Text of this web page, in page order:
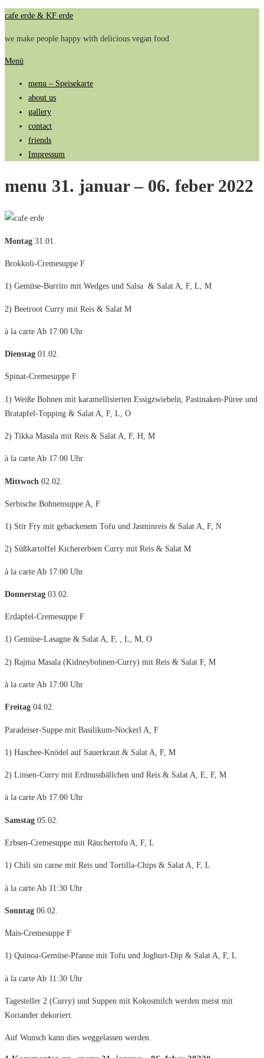
Zum
springen
cafe erde & KF erde
we make people happy with delicious vegan food
Menü
menu – Speisekarte
about us
gallery
contact
friends
Impressum
menu 31. januar – 06. feber 2022
Montag 31.01.
Brokkoli-Cremesuppe F
1) Gemüse-Burrito mit Wedges und Salsa & Salat A, F, L, M
2) Beetroot Curry mit Reis & Salat M
à la carte Ab 17:00 Uhr
Dienstag 01.02.
Spinat-Cremesuppe F
1) Weiße Bohnen mit karamellisierten Essigzwiebeln, Pastinaken-Püree und
Bratapfel-Topping & Salat A, F, L, O
2) Tikka Masala mit Reis & Salat A, F, H, M
à la carte Ab 17:00 Uhr
Mittwoch 02.02.
Serbische Bohnensuppe A, F
1) Stir Fry mit gebackenem Tofu und Jasminreis & Salat A, F, N
2) Süßkartoffel Kichererbsen Curry mit Reis & Salat M
à la carte Ab 17:00 Uhr
Donnerstag 03.02.
Erdapfel-Cremesuppe F
1) Gemüse-Lasagne & Salat A, F, , L, M, O
2) Rajma Masala (Kidneybohnen-Curry) mit Reis & Salat F, M
à la carte Ab 17:00 Uhr
Freitag 04.02.
Paradeiser-Suppe mit Basilikum-Nockerl A, F
1) Haschee-Knödel auf Sauerkraut & Salat A, F, M
2) Linsen-Curry mit Erdnussbällchen und Reis & Salat A, E, F, M
à la carte Ab 17:00 Uhr
Samstag 05.02.
Erbsen-Cremesuppe mit Räuchertofu A, F, L
1) Chili sin carne mit Reis und Tortilla-Chips & Salat A, F, L
à la carte Ab 11:30 Uhr
Sonntag 06.02.
Mais-Cremesuppe F
1) Quinoa-Gemüse-Pfanne mit Tofu und Joghurt-Dip & Salat A, F, L
à la carte Ab 11:30 Uhr
Tagesteller 2 (Curry) und Suppen mit Kokosmilch werden meist mit
Koriander dekoriert.
Auf Wunsch kann dies weggelassen werden.